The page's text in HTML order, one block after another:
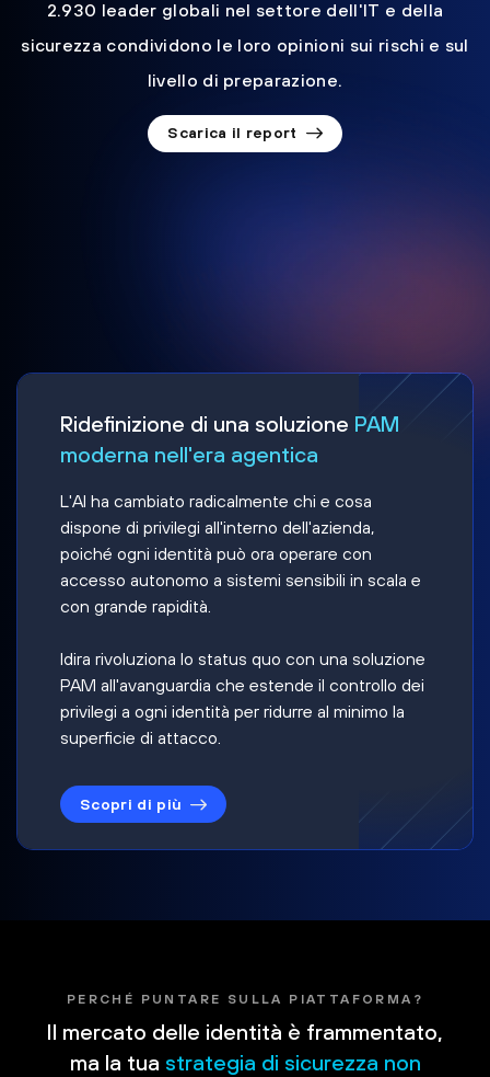
2.930 leader globali nel settore dell'IT e della
sicurezza condividono le loro opinioni sui rischi e sul
livello di preparazione.
Scarica il report
Ridefinizione di una soluzione PAM
moderna nell'era agentica
L'AI ha cambiato radicalmente chi e cosa
dispone di privilegi all'interno dell'azienda,
poiché ogni identità può ora operare con
accesso autonomo a sistemi sensibili in scala e
con grande rapidità.
Idira rivoluziona lo status quo con una soluzione
PAM all'avanguardia che estende il controllo dei
privilegi a ogni identità per ridurre al minimo la
superficie di attacco.
Scopri di più
PERCHÉ PUNTARE SULLA PIATTAFORMA?
Il mercato delle identità è frammentato,
ma la tua strategia di sicurezza non